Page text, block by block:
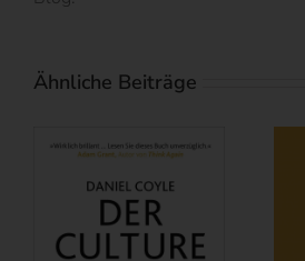
Ähnliche Beiträge